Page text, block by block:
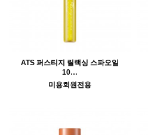
ATS 퍼스티지 릴랙싱 스파오일
10…
미용회원전용